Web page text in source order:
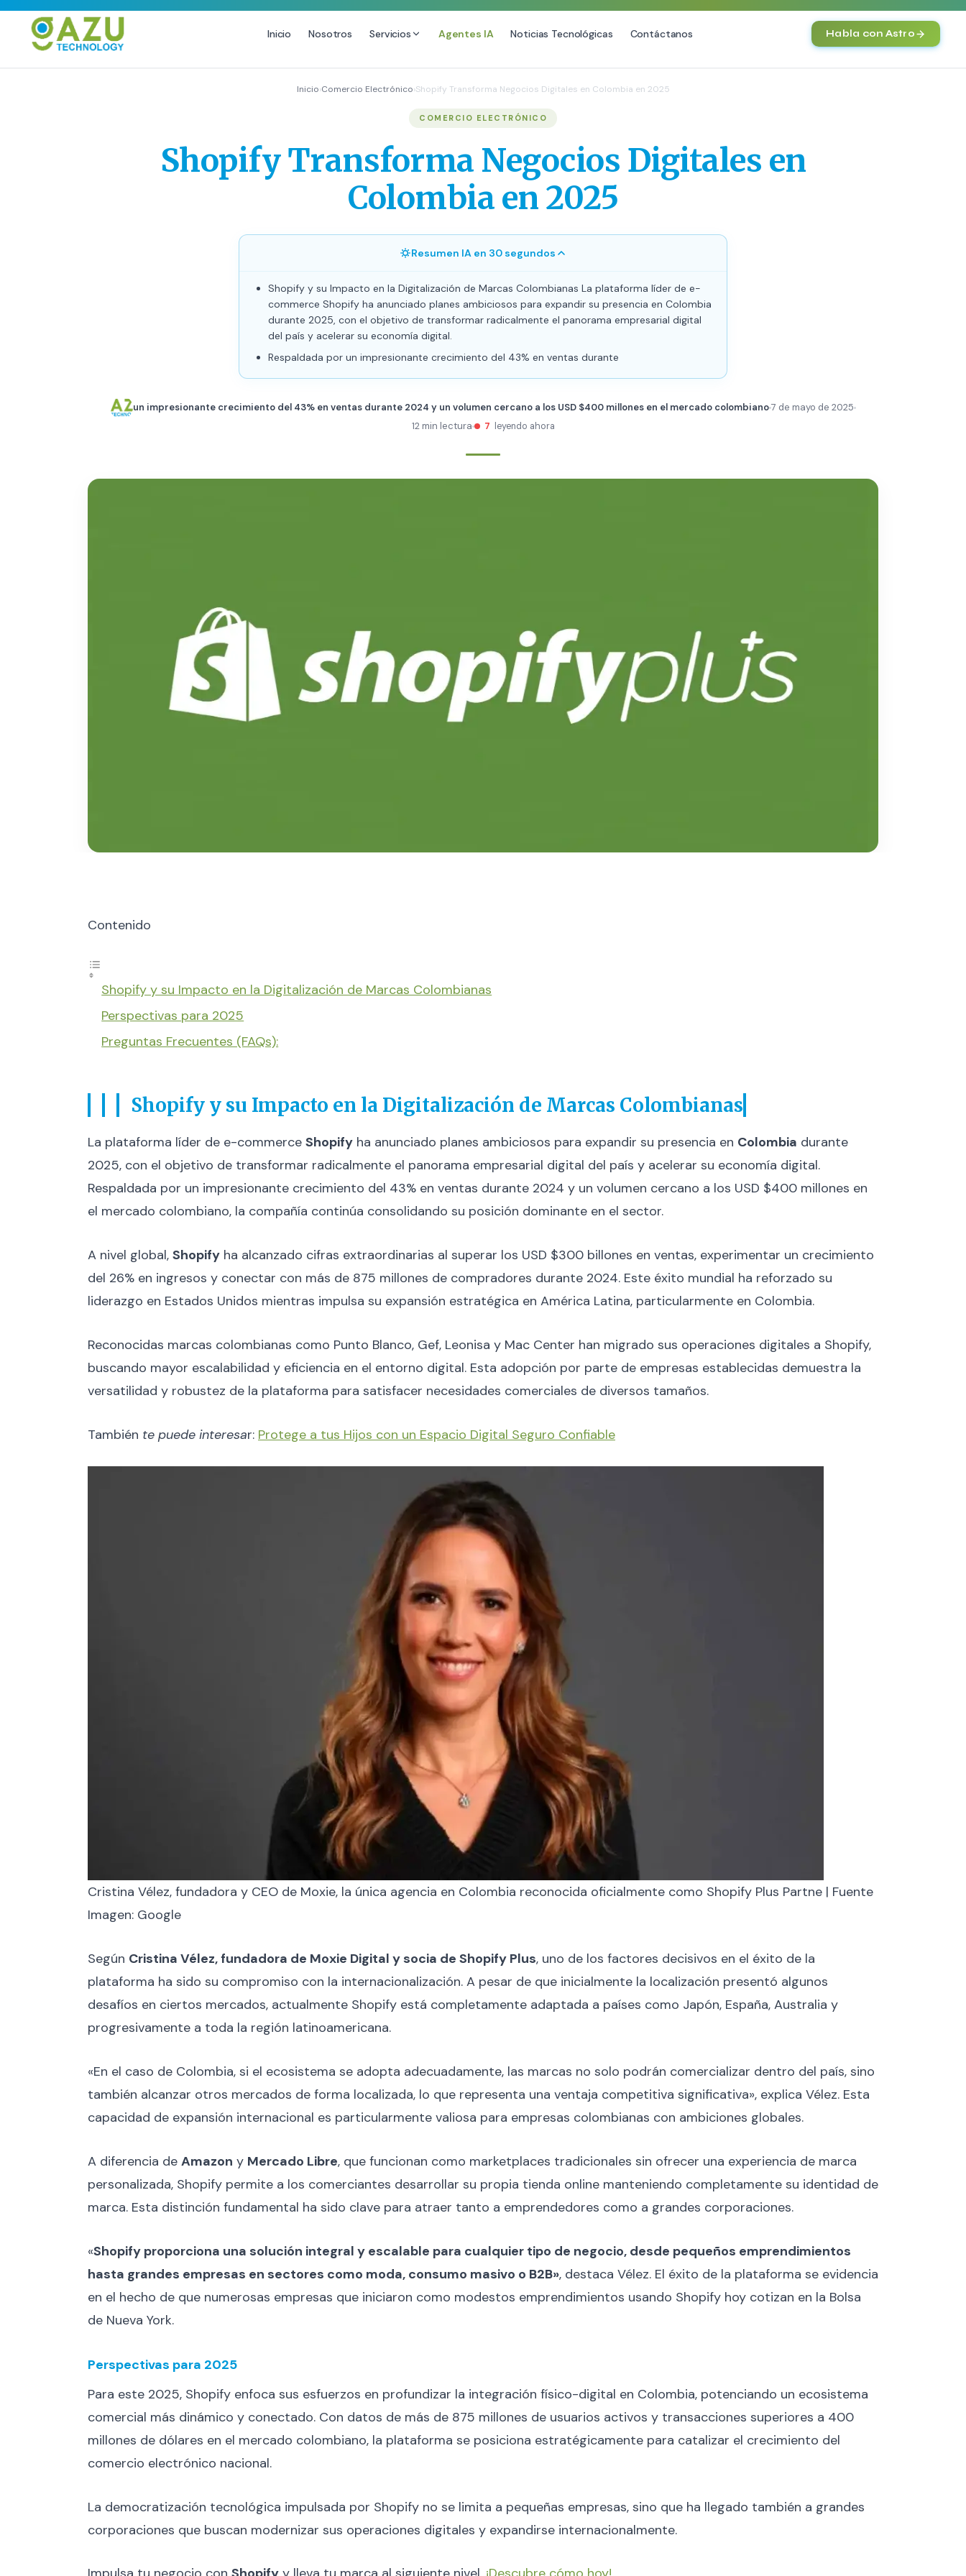
Inicio Nosotros Servicios Agentes IA Noticias Tecnológicas Contáctanos Habla con Astro
Diseño Web Premium
Consultoría SEO
SEO Local Avanzado
SEO para E-commerce
Link Building Premium
Chatbot Multicanal
Automatización Inteligente
Inicio›Comercio Electrónico›Shopify Transforma Negocios Digitales en Colombia en 2025
COMERCIO ELECTRÓNICO
Shopify Transforma Negocios Digitales en
Colombia en 2025
Resumen IA en 30 segundos
Shopify y su Impacto en la Digitalización de Marcas Colombianas La plataforma líder de e-
commerce Shopify ha anunciado planes ambiciosos para expandir su presencia en Colombia
durante 2025, con el objetivo de transformar radicalmente el panorama empresarial digital
del país y acelerar su economía digital.
Respaldada por un impresionante crecimiento del 43% en ventas durante
un impresionante crecimiento del 43% en ventas durante 2024 y un volumen cercano a los USD $400 millones en el mercado colombiano7 de mayo de 2025
12 min lectura
7 leyendo ahora
Contenido
Shopify y su Impacto en la Digitalización de Marcas Colombianas
Perspectivas para 2025
Preguntas Frecuentes (FAQs):
Shopify y su Impacto en la Digitalización de Marcas Colombianas
La plataforma líder de e-commerce Shopify ha anunciado planes ambiciosos para expandir su presencia en Colombia durante
2025, con el objetivo de transformar radicalmente el panorama empresarial digital del país y acelerar su economía digital.
Respaldada por un impresionante crecimiento del 43% en ventas durante 2024 y un volumen cercano a los USD $400 millones en
el mercado colombiano, la compañía continúa consolidando su posición dominante en el sector.
A nivel global, Shopify ha alcanzado cifras extraordinarias al superar los USD $300 billones en ventas, experimentar un crecimiento
del 26% en ingresos y conectar con más de 875 millones de compradores durante 2024. Este éxito mundial ha reforzado su
liderazgo en Estados Unidos mientras impulsa su expansión estratégica en América Latina, particularmente en Colombia.
Reconocidas marcas colombianas como Punto Blanco, Gef, Leonisa y Mac Center han migrado sus operaciones digitales a Shopify,
buscando mayor escalabilidad y eficiencia en el entorno digital. Esta adopción por parte de empresas establecidas demuestra la
versatilidad y robustez de la plataforma para satisfacer necesidades comerciales de diversos tamaños.
También te puede interesar: Protege a tus Hijos con un Espacio Digital Seguro Confiable
Cristina Vélez, fundadora y CEO de Moxie, la única agencia en Colombia reconocida oficialmente como Shopify Plus Partne | Fuente
Imagen: Google
Según Cristina Vélez, fundadora de Moxie Digital y socia de Shopify Plus, uno de los factores decisivos en el éxito de la
plataforma ha sido su compromiso con la internacionalización. A pesar de que inicialmente la localización presentó algunos
desafíos en ciertos mercados, actualmente Shopify está completamente adaptada a países como Japón, España, Australia y
progresivamente a toda la región latinoamericana.
«En el caso de Colombia, si el ecosistema se adopta adecuadamente, las marcas no solo podrán comercializar dentro del país, sino
también alcanzar otros mercados de forma localizada, lo que representa una ventaja competitiva significativa», explica Vélez. Esta
capacidad de expansión internacional es particularmente valiosa para empresas colombianas con ambiciones globales.
A diferencia de Amazon y Mercado Libre, que funcionan como marketplaces tradicionales sin ofrecer una experiencia de marca
personalizada, Shopify permite a los comerciantes desarrollar su propia tienda online manteniendo completamente su identidad de
marca. Esta distinción fundamental ha sido clave para atraer tanto a emprendedores como a grandes corporaciones.
«Shopify proporciona una solución integral y escalable para cualquier tipo de negocio, desde pequeños emprendimientos
hasta grandes empresas en sectores como moda, consumo masivo o B2B», destaca Vélez. El éxito de la plataforma se evidencia
en el hecho de que numerosas empresas que iniciaron como modestos emprendimientos usando Shopify hoy cotizan en la Bolsa
de Nueva York.
Perspectivas para 2025
Para este 2025, Shopify enfoca sus esfuerzos en profundizar la integración físico-digital en Colombia, potenciando un ecosistema
comercial más dinámico y conectado. Con datos de más de 875 millones de usuarios activos y transacciones superiores a 400
millones de dólares en el mercado colombiano, la plataforma se posiciona estratégicamente para catalizar el crecimiento del
comercio electrónico nacional.
La democratización tecnológica impulsada por Shopify no se limita a pequeñas empresas, sino que ha llegado también a grandes
corporaciones que buscan modernizar sus operaciones digitales y expandirse internacionalmente.